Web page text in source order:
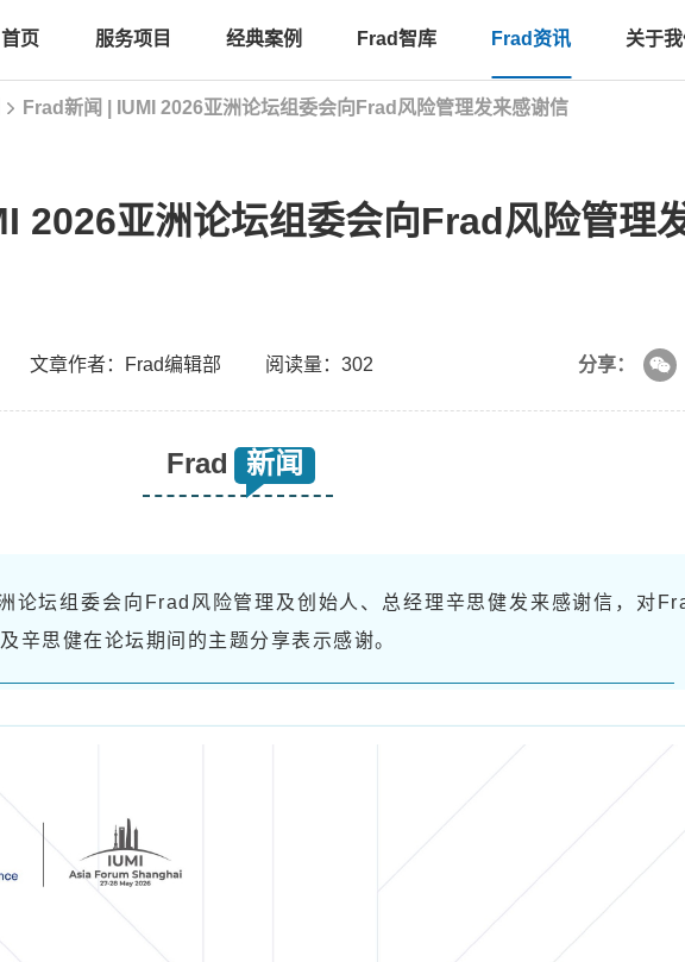
首页 服务项目 经典案例 Frad智库 Frad资讯 关于
Frad新闻 | IUMI 2026亚洲论坛组委会向Frad风险管理发来感谢信
2026亚洲论坛组委会向Frad风险管理
文章作者：Frad编辑部 阅读量：302 分享：
Frad 新闻
论坛组委会向Frad风险管理及创始人、总经理辛思健发来感谢信，对
辛思健在论坛期间的主题分享表示感谢。